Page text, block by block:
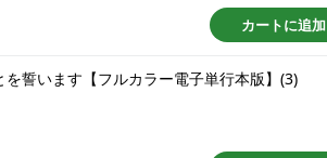
カートに追加
誓います【フルカラー電子単行本版】(3)